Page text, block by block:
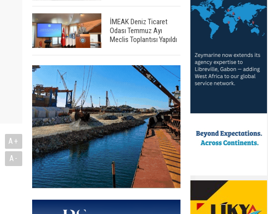
A+
A-
İMEAK Deniz Ticaret
Odası Temmuz Ayı
Meclis Toplantısı Yapıldı